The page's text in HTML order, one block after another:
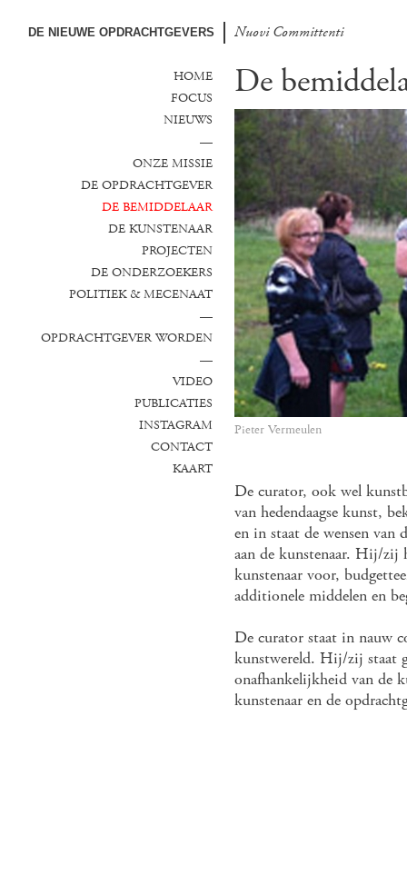
DE NIEUWE OPDRACHTGEVERS Nuovi Committenti
Nuevos Comanditarios
HOME
FOCUS
NIEUWS
—
ONZE MISSIE
DE OPDRACHTGEVER
DE BEMIDDELAAR
DE KUNSTENAAR
PROJECTEN
DE ONDERZOEKERS
POLITIEK & MECENAAT
—
OPDRACHTGEVER WORDEN
—
VIDEO
PUBLICATIES
INSTAGRAM
CONTACT
KAART
De
Pieter Vermeulen
De curator, ook wel
van hedendaagse kunst,
en in staat de wensen van
aan de kunstenaar. Hij/zij
kunstenaar voor,
additionele middelen en
De curator staat in nauw
kunstwereld. Hij/zij staat
onafhankelijkheid van de
kunstenaar en de